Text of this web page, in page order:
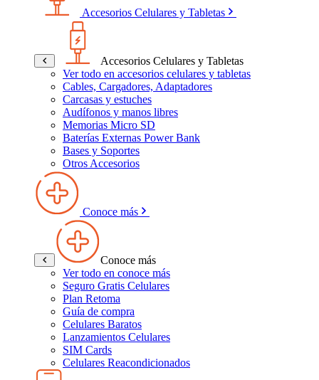
Accesorios Celulares y Tabletas
Accesorios Celulares y Tabletas
Ver todo en accesorios celulares y tabletas
Cables, Cargadores, Adaptadores
Carcasas y estuches
Audífonos y manos libres
Memorias Micro SD
Baterías Externas Power Bank
Bases y Soportes
Otros Accesorios
Conoce más
Conoce más
Ver todo en conoce más
Seguro Gratis Celulares
Plan Retoma
Guía de compra
Celulares Baratos
Lanzamientos Celulares
SIM Cards
Celulares Reacondicionados